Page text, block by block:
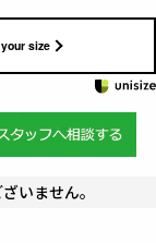
size
いません。